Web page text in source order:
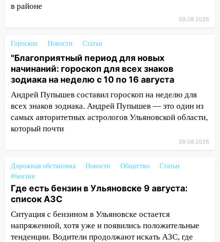
16:12
разработают отечественный прибор для
15:47
Ульяновцы могут вернуть деньги
за абонементы закрывшегося фитнес-
клуба «Рекорд-Fitness»
15:34 После вмешательства
прокуратуры в селах Ульяновской
области привели в порядок детские
площадки
15:08 В Кузоватово после прокурорской
проверки обновили разметку на
пешеходных переходах
14:40 На проспекте Гая в Ульяновске
запретили остановку автомобилей на
50-метровом участке
в районе
09.08.2026
Гороскоп Новости Статьи
"Благоприятный период для новых
начинаний: гороскоп для всех знаков
зодиака на неделю с 10 по 16 августа
Андрей Пупышев составил гороскоп на неделю для
всех знаков зодиака. Андрей Пупышев — это один из
самых авторитетных астрологов Ульяновской области,
который почти
09.08.2026
Дорожная обстановка Новости Общество
Статьи
#бензин
Где есть бензин в Ульяновске 9 августа:
список АЗС
Ситуация с бензином в Ульяновске остается
напряженной, хотя уже и появились положительные
тенденции. Водители продолжают искать АЗС, где